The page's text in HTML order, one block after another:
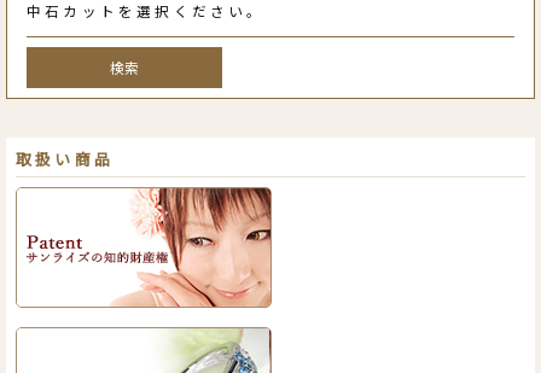
中石カットを選択ください。
検索
取扱い商品